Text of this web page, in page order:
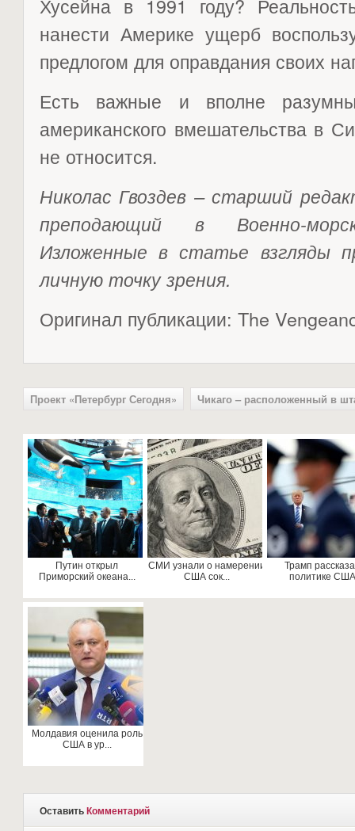
Хусейна в 1991 году?
нанести Америке ущерб
предлогом для оправдания своих
Есть важные и вполне
американского вмешательства в
не относится.
Николас Гвоздев – старший
преподающий в Военно-
Изложенные в статье взгляды
личную точку зрения.
Оригинал публикации: The
Проект «Петербург Сегодня» Чикаго – расположенный в
Путин открыл
Приморский океана...
СМИ узнали о намерении
США сок...
Трамп
политике
Молдавия оценила роль
США в ур...
ОставитьКомментарий